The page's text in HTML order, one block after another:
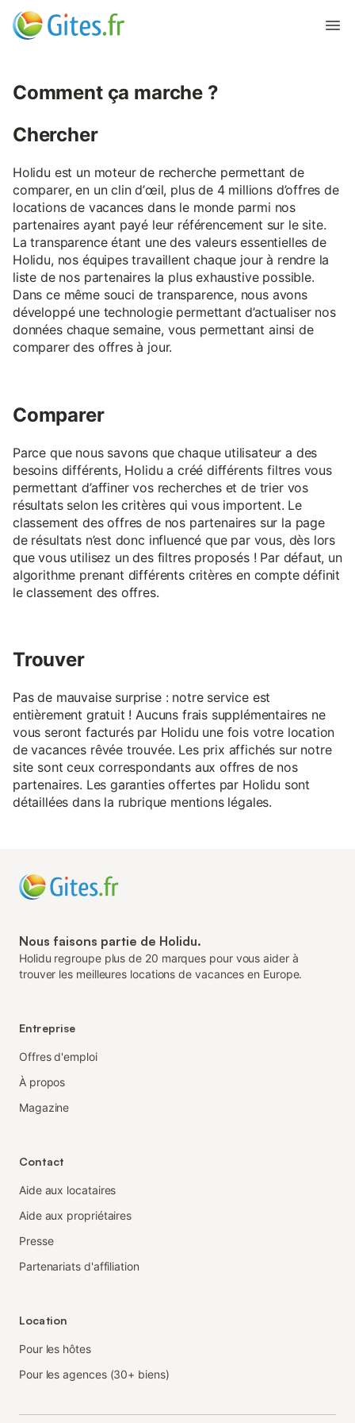
Comment ça marche ?
Chercher
Holidu est un moteur de recherche permettant de
comparer, en un clin d’œil, plus de 4 millions d’offres de
locations de vacances dans le monde parmi nos
partenaires ayant payé leur référencement sur le site.
La transparence étant une des valeurs essentielles de
Holidu, nos équipes travaillent chaque jour à rendre la
liste de nos partenaires la plus exhaustive possible.
Dans ce même souci de transparence, nous avons
développé une technologie permettant d’actualiser nos
données chaque semaine, vous permettant ainsi de
comparer des offres à jour.
Comparer
Parce que nous savons que chaque utilisateur a des
besoins différents, Holidu a créé différents filtres vous
permettant d’affiner vos recherches et de trier vos
résultats selon les critères qui vous importent. Le
classement des offres de nos partenaires sur la page
de résultats n’est donc influencé que par vous, dès lors
que vous utilisez un des filtres proposés ! Par défaut, un
algorithme prenant différents critères en compte définit
le classement des offres.
Trouver
Pas de mauvaise surprise : notre service est
entièrement gratuit ! Aucuns frais supplémentaires ne
vous seront facturés par Holidu une fois votre location
de vacances rêvée trouvée. Les prix affichés sur notre
site sont ceux correspondants aux offres de nos
partenaires. Les garanties offertes par Holidu sont
détaillées dans la rubrique mentions légales.
Nous faisons partie de Holidu.
Holidu regroupe plus de 20 marques pour vous aider à
trouver les meilleures locations de vacances en Europe.
Entreprise
Offres d'emploi
À propos
Magazine
Contact
Aide aux locataires
Aide aux propriétaires
Presse
Partenariats d'affiliation
Location
Pour les hôtes
Pour les agences (30+ biens)